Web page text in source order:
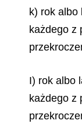
k) rok albo
każdego z
I) rok albo
każdego z